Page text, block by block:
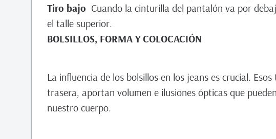
Tiro bajo Cuando la cinturilla del pantalón va por
el talle superior.
BOLSILLOS, FORMA Y COLOCACIÓN
La influencia de los bolsillos en los jeans es crucial.
trasera, aportan volumen e ilusiones ópticas que
nuestro cuerpo.